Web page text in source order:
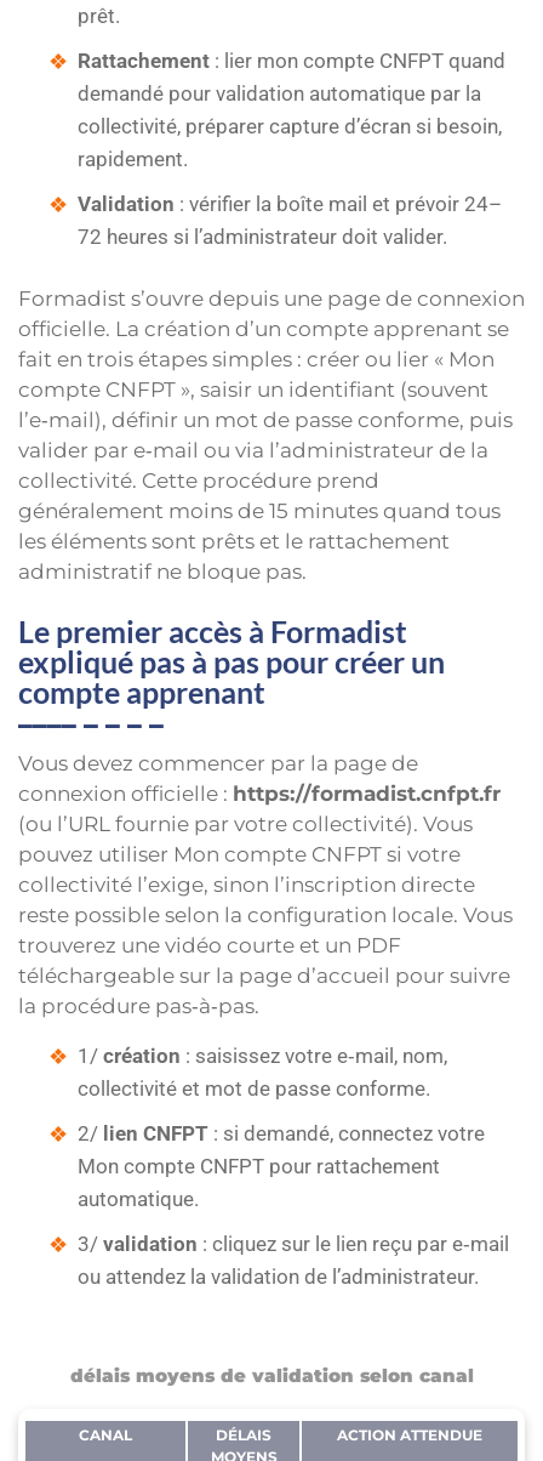
prêt.
Rattachement : lier mon compte CNFPT quand
demandé pour validation automatique par la
collectivité, préparer capture d’écran si besoin,
rapidement.
Validation : vérifier la boîte mail et prévoir 24–
72 heures si l’administrateur doit valider.
Formadist s’ouvre depuis une page de connexion
officielle. La création d’un compte apprenant se
fait en trois étapes simples : créer ou lier « Mon
compte CNFPT », saisir un identifiant (souvent
l’e‑mail), définir un mot de passe conforme, puis
valider par e‑mail ou via l’administrateur de la
collectivité. Cette procédure prend
généralement moins de 15 minutes quand tous
les éléments sont prêts et le rattachement
administratif ne bloque pas.
Le premier accès à Formadist
expliqué pas à pas pour créer un
compte apprenant
Vous devez commencer par la page de
connexion officielle : https://formadist.cnfpt.fr
(ou l’URL fournie par votre collectivité). Vous
pouvez utiliser Mon compte CNFPT si votre
collectivité l’exige, sinon l’inscription directe
reste possible selon la configuration locale. Vous
trouverez une vidéo courte et un PDF
téléchargeable sur la page d’accueil pour suivre
la procédure pas‑à‑pas.
1/ création : saisissez votre e‑mail, nom,
collectivité et mot de passe conforme.
2/ lien CNFPT : si demandé, connectez votre
Mon compte CNFPT pour rattachement
automatique.
3/ validation : cliquez sur le lien reçu par e‑mail
ou attendez la validation de l’administrateur.
délais moyens de validation selon canal
CANAL
DÉLAIS
MOYENS
ACTION ATTENDUE